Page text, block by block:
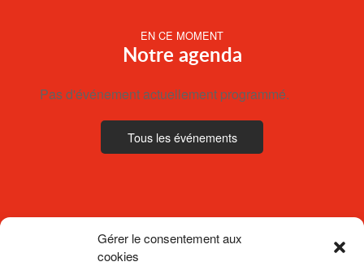
Gérer le consentement aux
cookies
EN CE MOMENT
Notre agenda
Pas d'événement actuellement programmé.
Tous les événements